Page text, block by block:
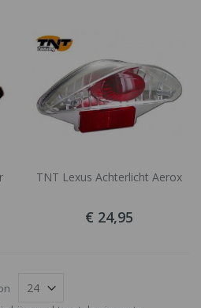
TNT Lexus Achterlicht Aerox
€ 24,95